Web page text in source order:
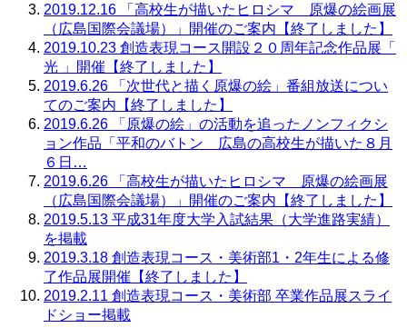
2019.12.16
「高校生が描いたヒロシマ 原爆の絵画展
（広島国際会議場）」開催のご案内【終了しました】
2019.10.23 創造表現コース開設２０周年記念作品展「
光 」開催【終了しました】
2019.6.26
「次世代と描く原爆の絵」番組放送につい
てのご案内【終了しました】
2019.6.26
「原爆の絵」の活動を追ったノンフィクシ
ョン作品「平和のバトン 広島の高校生が描いた８月
６日…
2019.6.26
「高校生が描いたヒロシマ 原爆の絵画展
（広島国際会議場）」開催のご案内【終了しました】
2019.5.13 平成31年度大学入試結果（大学進路実績）
を掲載
2019.3.18 創造表現コース・美術部1・2年生による修
了作品展開催【終了しました】
2019.2.11 創造表現コース・美術部 卒業作品展スライ
ドショー掲載